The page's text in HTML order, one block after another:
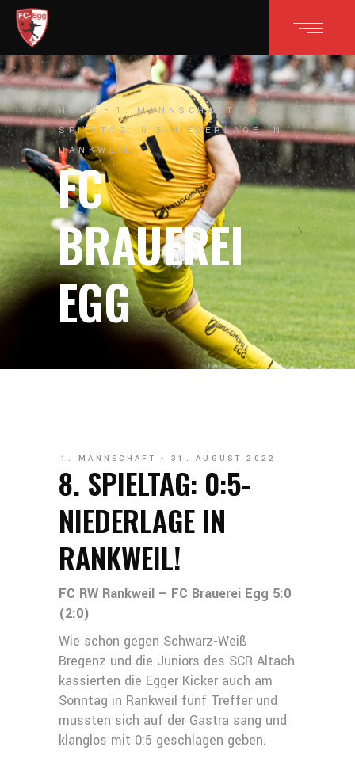
HOME 1. MANNSCHAFT
8.
SPIELTAG: 0:5-NIEDERLAGE IN
RANKWEIL!
FC
BRAUEREI
EGG
1. MANNSCHAFT 31. AUGUST 2022
8. SPIELTAG: 0:5-
NIEDERLAGE IN
RANKWEIL!
FC RW Rankweil – FC Brauerei Egg 5:0
(2:0)
Wie schon gegen Schwarz-Weiß
Bregenz und die Juniors des SCR Altach
kassierten die Egger Kicker auch am
Sonntag in Rankweil fünf Treffer und
mussten sich auf der Gastra sang und
klanglos mit 0:5 geschlagen geben.